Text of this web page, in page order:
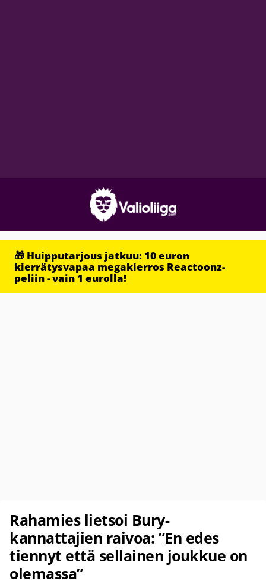
🎁 Huipputarjous jatkuu: 10 euron
kierrätysvapaa megakierros Reactoonz-
peliin - vain 1 eurolla!
Rahamies lietsoi Bury-
kannattajien raivoa: ”En edes
tiennyt että sellainen joukkue on
olemassa”